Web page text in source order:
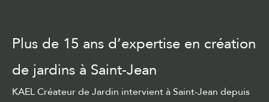
Plus de 15 ans d’expertise en création
de jardins à Saint-Jean
KAEL Créateur de Jardin intervient à Saint-Jean depuis